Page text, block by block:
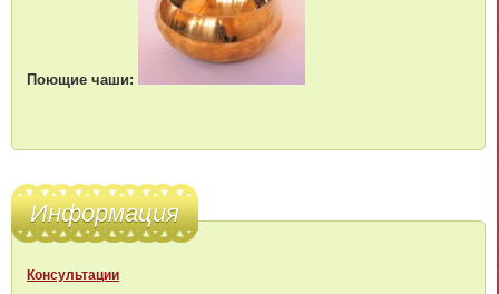
Поющие чаши:
Информация
Консультации